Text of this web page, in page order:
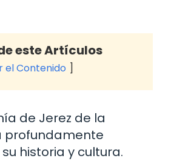
este Artículos
el Contenido
de Jerez de la
profundamente
historia y cultura.